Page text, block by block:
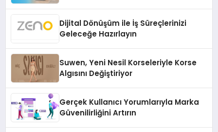
Dijital Dönüşüm ile İş Süreçlerinizi
Geleceğe Hazırlayın
Suwen, Yeni Nesil Korseleriyle Korse
Algısını Değiştiriyor
Gerçek Kullanıcı Yorumlarıyla Marka
Güvenilirliğini Artırın